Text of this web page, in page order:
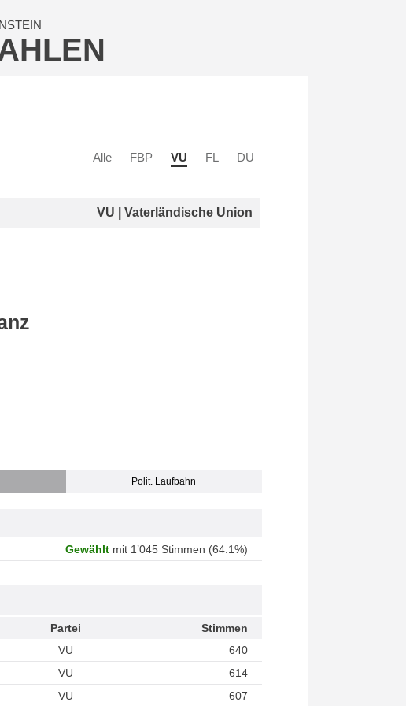
Alle FBP VU FL DU
VU | Vaterländische Union
Polit. Laufbahn
Gewähltmit 1’045 Stimmen (64.1%)
Partei
Stimmen
VU
640
VU
614
VU
607